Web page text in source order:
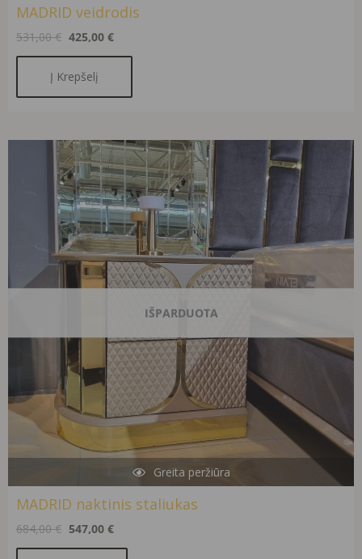
MADRID veidrodis
531,00€ 425,00 €
Į Krepšelį
IŠPARDUOTA
Greita peržiūra
MADRID naktinis staliukas
684,00€
Original
price
was:
684,00 €.
547,00 €
Current
price
is:
547,00 €.